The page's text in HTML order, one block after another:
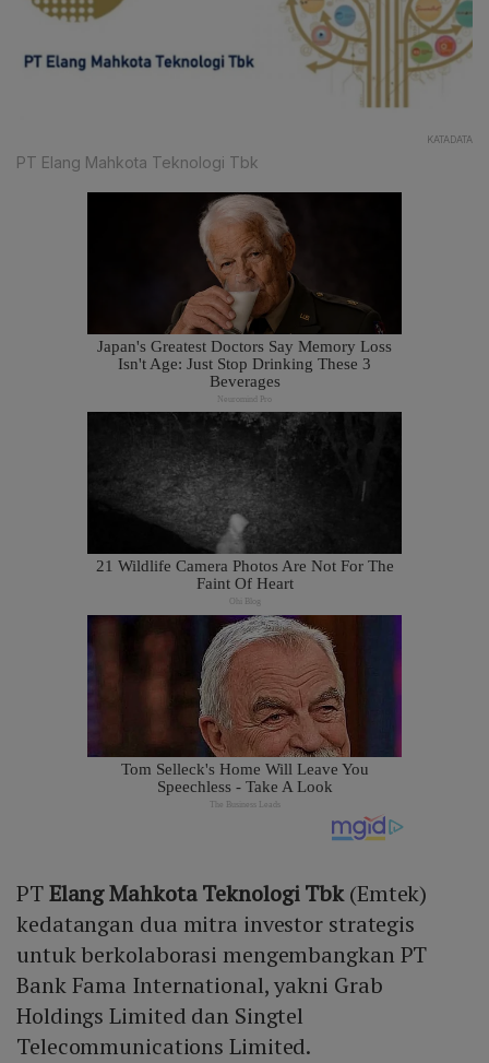
KATADATA
PT Elang Mahkota Teknologi Tbk
PTElang Mahkota Teknologi Tbk(Emtek)
kedatangan dua mitra investor strategis
untuk berkolaborasi mengembangkan PT
Bank Fama International, yakni Grab
Holdings Limited dan Singtel
Telecommunications Limited.